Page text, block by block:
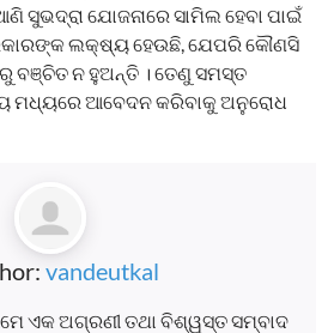
ସୁଭଦ୍ରା ଯୋଜନାରେ ସାମିଲ ହେବା ପାଇଁ
ଲକ୍ଷ୍ୟ ହେଉଛି, ଯେପରି କୌଣସି
ବଞ୍ଚିତ ନ ହୁଅନ୍ତି । ତେଣୁ ସମସ୍ତ
ମଧ୍ୟରେ ଆବେଦନ କରିବାକୁ ଅନୁରୋଧ
vandeutkal
ଏକ ଅଗ୍ରଣୀ ତଥା ବିଶ୍ୱସ୍ତ ସମ୍ବାଦ